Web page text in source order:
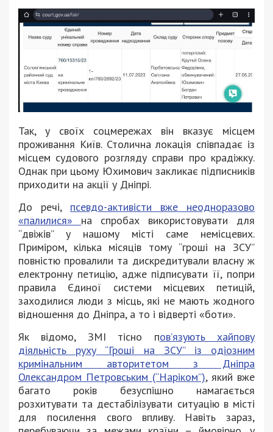
Так, у своїх соцмережах він вказує місцем
проживання Київ. Столична локація співпадає із
місцем судового розгляду справи про крадіжку.
Однак при цьому Юхимович закликає підписників
приходити на акції у Дніпрі.
До речі, псевдо-активісти вже неодноразово
«палилися» на спробах використовувати для
“двіжів” у нашому місті саме немісцевих.
Приміром, кілька місяців тому “гроші на ЗСУ”
повністю провалили та дискредитували власну ж
електронну петицію, адже підписувати її, попри
правила Єдиної системи місцевих петицій,
заходилися люди з місць, які не мають жодного
відношення до Дніпра, а то і відверті «боти».
Як відомо, ЗМІ тісно пов’язують хайпову
діяльність руху “Гроші на ЗСУ” із одіозним
кримінальним авторитетом з Дніпра
Олександром Петровським (“Наріком”), який вже
багато років безуспішно намагається
розхитувати та дестабілізувати ситуацію в місті
для посилення свого впливу. Навіть зараз,